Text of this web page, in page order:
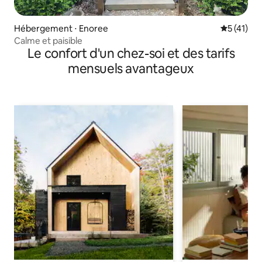
Hébergement ⋅ Enoree
5 (41)
Calme et paisible
Le confort d'un chez-soi et des tarifs
mensuels avantageux